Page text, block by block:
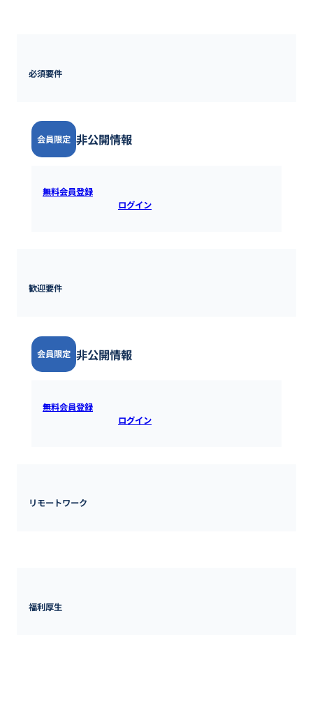
必須要件
会員限定 非公開情報
無料会員登録すると全ての情報を確認できます。既にアカウ
ログインするとご覧いただけます。
歓迎要件
会員限定 非公開情報
無料会員登録すると全ての情報を確認できます。既にアカウ
ログインするとご覧いただけます。
リモートワーク
福利厚生